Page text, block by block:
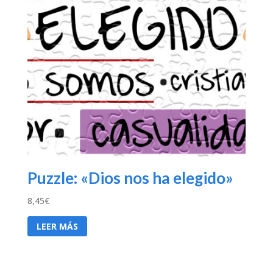
Puzzle: «Dios nos ha elegido»
8,45€
LEER MÁS